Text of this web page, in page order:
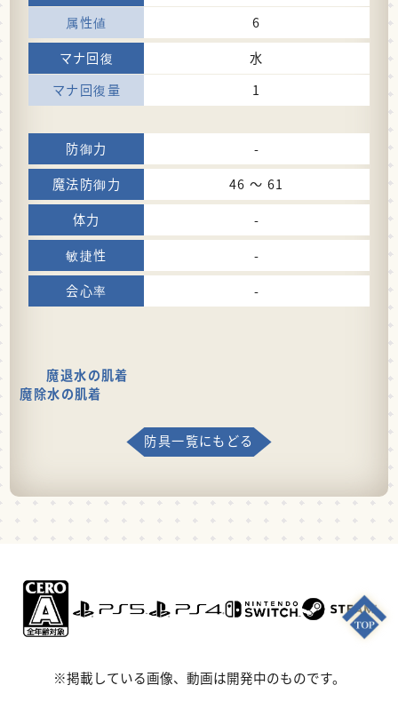
6
水
1
-
46 〜 61
-
-
-
魔退水の肌着
魔除水の肌着
防具一覧にもどる
※掲載している画像、動画は開発中のものです。